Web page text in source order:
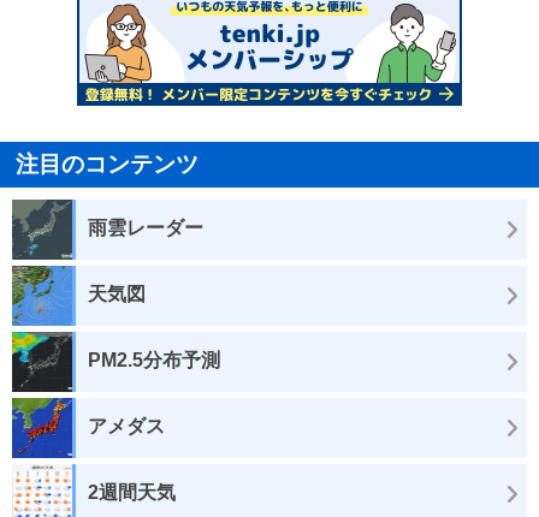
注目のコンテンツ
雨雲レーダー
天気図
PM2.5分布予測
アメダス
2週間天気